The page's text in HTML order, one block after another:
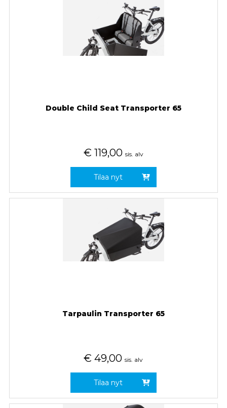
Double Child Seat Transporter 65
€ 119,00 sis. alv
Tilaa nyt
Tarpaulin Transporter 65
€ 49,00 sis. alv
Tilaa nyt